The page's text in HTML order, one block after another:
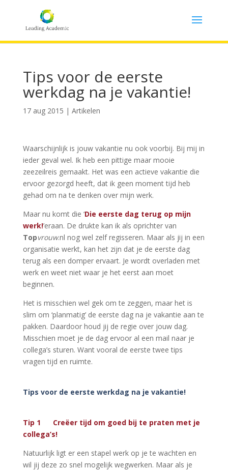
Tips voor de eerste
werkdag na je vakantie!
17 aug 2015 | Artikelen
Waarschijnlijk is jouw vakantie nu ook voorbij. Bij mij in
ieder geval wel. Ik heb een pittige maar mooie
zeezeilreis gemaakt. Het was een actieve vakantie die
ervoor gezorgd heeft, dat ik geen moment tijd heb
gehad om na te denken over mijn werk.
Maar nu komt die ‘Die eerste dag terug op mijn
werk!’eraan. De drukte kan ik als oprichter van
Topvrouw.nl nog wel zelf regisseren. Maar als jij in een
organisatie werkt, kan het zijn dat je de eerste dag
terug als een domper ervaart. Je wordt overladen met
werk en weet niet waar je het eerst aan moet
beginnen.
Het is misschien wel gek om te zeggen, maar het is
slim om ‘planmatig’ de eerste dag na je vakantie aan te
pakken. Daardoor houd jij de regie over jouw dag.
Misschien moet je de dag ervoor al een mail naar je
collega’s sturen. Want vooral de eerste twee tips
vragen tijd en ruimte.
Tips voor de eerste werkdag na je vakantie!
Tip 1 Creëer tijd om goed bij te praten met je
collega’s!
Natuurlijk ligt er een stapel werk op je te wachten en
wil jij deze zo snel mogelijk wegwerken. Maar als je